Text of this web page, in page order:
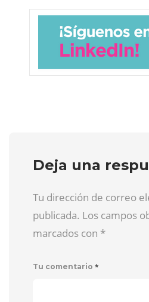
Deja una
Tu dirección de correo
publicada. Los campos
marcados con *
Tu comentario *